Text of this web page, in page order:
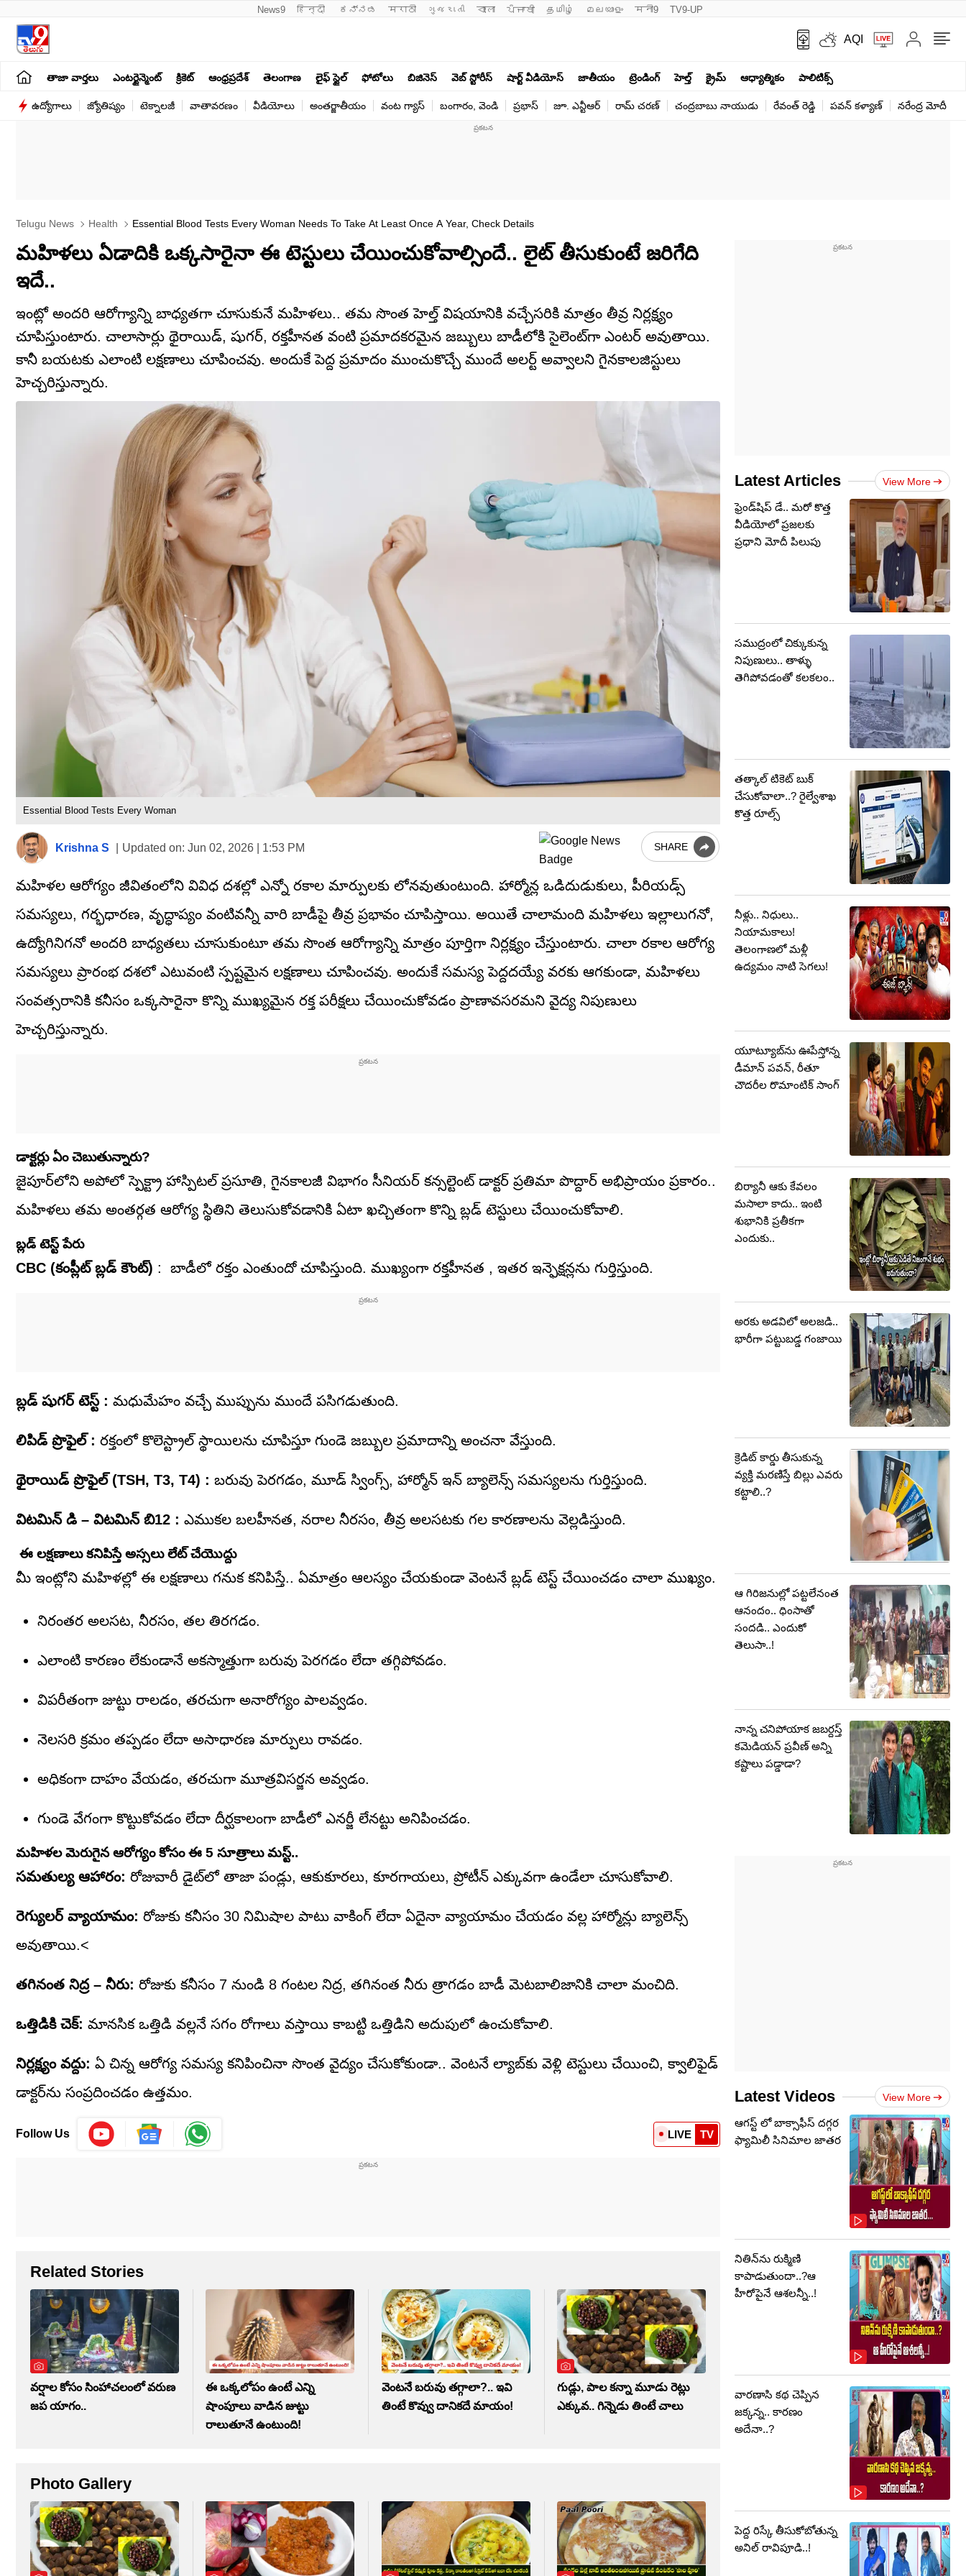
News9 हिन्दी ಕನ್ನಡ मराठी ગુજરાતી বাংলা ਪੰਜਾਬੀ தமிழ் മലയാളം मनी9 TV9-UP
AQI
తాజా వార్తలు ఎంటర్టైన్మెంట్ క్రికెట్ ఆంధ్రప్రదేశ్ తెలంగాణ లైఫ్ స్టైల్ ఫోటోలు బిజినెస్ వెబ్ స్టోరీస్ షార్ట్ వీడియోస్ జాతీయం ట్రెండింగ్ హెల్త్‌ క్రైమ్ ఆధ్యాత్మికం పాలిటిక్స్‌
ఉద్యోగాలు జ్యోతిష్యం టెక్నాలజీ వాతావరణం వీడియోలు అంతర్జాతీయం వంట గ్యాస్ బంగారం, వెండి ప్రభాస్ జూ. ఎన్టీఆర్ రామ్ చ‌ర‌ణ్‌ చంద్రబాబు నాయుడు రేవంత్ రెడ్డి పవన్ కళ్యాణ్ నరేంద్ర మోదీ
Telugu News Health Essential Blood Tests Every Woman Needs To Take At Least Once A Year, Check Details
మహిళలు ఏడాదికి ఒక్కసారైనా ఈ టెస్టులు చేయించుకోవాల్సిందే.. లైట్ తీసుకుంటే జరిగేది
ఇదే..
ఇంట్లో అందరి ఆరోగ్యాన్ని బాధ్యతగా చూసుకునే మహిళలు.. తమ సొంత హెల్త్ విషయానికి వచ్చేసరికి మాత్రం తీవ్ర నిర్లక్ష్యం
చూపిస్తుంటారు. చాలాసార్లు థైరాయిడ్, షుగర్, రక్తహీనత వంటి ప్రమాదకరమైన జబ్బులు బాడీలోకి సైలెంట్‌గా ఎంటర్ అవుతాయి.
కానీ బయటకు ఎలాంటి లక్షణాలు చూపించవు. అందుకే పెద్ద ప్రమాదం ముంచుకొచ్చే ముందే అలర్ట్ అవ్వాలని గైనకాలజిస్టులు
హెచ్చరిస్తున్నారు.
Essential Blood Tests Every Woman
Krishna S Updated on: Jun 02, 2026 | 1:53 PM SHARE
మహిళల ఆరోగ్యం జీవితంలోని వివిధ దశల్లో ఎన్నో రకాల మార్పులకు లోనవుతుంటుంది. హార్మోన్ల ఒడిదుడుకులు, పీరియడ్స్
సమస్యలు, గర్భధారణ, వృద్ధాప్యం వంటివన్నీ వారి బాడీపై తీవ్ర ప్రభావం చూపిస్తాయి. అయితే చాలామంది మహిళలు ఇల్లాలుగనో,
ఉద్యోగినిగనో అందరి బాధ్యతలు చూసుకుంటూ తమ సొంత ఆరోగ్యాన్ని మాత్రం పూర్తిగా నిర్లక్ష్యం చేస్తుంటారు. చాలా రకాల ఆరోగ్య
సమస్యలు ప్రారంభ దశలో ఎటువంటి స్పష్టమైన లక్షణాలు చూపించవు. అందుకే సమస్య పెద్దదయ్యే వరకు ఆగకుండా, మహిళలు
సంవత్సరానికి కనీసం ఒక్కసారైనా కొన్ని ముఖ్యమైన రక్త పరీక్షలు చేయించుకోవడం ప్రాణావసరమని వైద్య నిపుణులు
హెచ్చరిస్తున్నారు.
డాక్టర్లు ఏం చెబుతున్నారు?
జైపూర్‌లోని అపోలో స్పెక్ట్రా హాస్పిటల్ ప్రసూతి, గైనకాలజీ విభాగం సీనియర్ కన్సల్టెంట్ డాక్టర్ ప్రతిమా పొద్దార్ అభిప్రాయం ప్రకారం..
మహిళలు తమ అంతర్గత ఆరోగ్య స్థితిని తెలుసుకోవడానికి ఏటా ఖచ్చితంగా కొన్ని బ్లడ్ టెస్టులు చేయించుకోవాలి.
బ్లడ్ టెస్ట్ పేరు
CBC (కంప్లీట్ బ్లడ్ కౌంట్) : బాడీలో రక్తం ఎంతుందో చూపిస్తుంది. ముఖ్యంగా రక్తహీనత , ఇతర ఇన్ఫెక్షన్లను గుర్తిస్తుంది.
బ్లడ్ షుగర్ టెస్ట్ : మధుమేహం వచ్చే ముప్పును ముందే పసిగడుతుంది.
లిపిడ్ ప్రొఫైల్ : రక్తంలో కొలెస్ట్రాల్ స్థాయిలను చూపిస్తూ గుండె జబ్బుల ప్రమాదాన్ని అంచనా వేస్తుంది.
థైరాయిడ్ ప్రొఫైల్ (TSH, T3, T4) : బరువు పెరగడం, మూడ్ స్వింగ్స్, హార్మోన్ ఇన్ బ్యాలెన్స్ సమస్యలను గుర్తిస్తుంది.
విటమిన్ డి – విటమిన్ బి12 : ఎముకల బలహీనత, నరాల నీరసం, తీవ్ర అలసటకు గల కారణాలను వెల్లడిస్తుంది.
ఈ లక్షణాలు కనిపిస్తే అస్సలు లేట్ చేయొద్దు
మీ ఇంట్లోని మహిళల్లో ఈ లక్షణాలు గనుక కనిపిస్తే.. ఏమాత్రం ఆలస్యం చేయకుండా వెంటనే బ్లడ్ టెస్ట్ చేయించడం చాలా ముఖ్యం.
నిరంతర అలసట, నీరసం, తల తిరగడం.
ఎలాంటి కారణం లేకుండానే అకస్మాత్తుగా బరువు పెరగడం లేదా తగ్గిపోవడం.
విపరీతంగా జుట్టు రాలడం, తరచుగా అనారోగ్యం పాలవ్వడం.
నెలసరి క్రమం తప్పడం లేదా అసాధారణ మార్పులు రావడం.
అధికంగా దాహం వేయడం, తరచుగా మూత్రవిసర్జన అవ్వడం.
గుండె వేగంగా కొట్టుకోవడం లేదా దీర్ఘకాలంగా బాడీలో ఎనర్జీ లేనట్టు అనిపించడం.
మహిళల మెరుగైన ఆరోగ్యం కోసం ఈ 5 సూత్రాలు మస్ట్..
సమతుల్య ఆహారం: రోజువారీ డైట్‌లో తాజా పండ్లు, ఆకుకూరలు, కూరగాయలు, ప్రోటీన్ ఎక్కువగా ఉండేలా చూసుకోవాలి.
రెగ్యులర్ వ్యాయామం: రోజుకు కనీసం 30 నిమిషాల పాటు వాకింగ్ లేదా ఏదైనా వ్యాయామం చేయడం వల్ల హార్మోన్లు బ్యాలెన్స్
అవుతాయి.<
తగినంత నిద్ర – నీరు: రోజుకు కనీసం 7 నుండి 8 గంటల నిద్ర, తగినంత నీరు త్రాగడం బాడీ మెటబాలిజానికి చాలా మంచిది.
ఒత్తిడికి చెక్: మానసిక ఒత్తిడి వల్లనే సగం రోగాలు వస్తాయి కాబట్టి ఒత్తిడిని అదుపులో ఉంచుకోవాలి.
నిర్లక్ష్యం వద్దు: ఏ చిన్న ఆరోగ్య సమస్య కనిపించినా సొంత వైద్యం చేసుకోకుండా.. వెంటనే ల్యాబ్‌కు వెళ్లి టెస్టులు చేయించి, క్వాలిఫైడ్
డాక్టర్‌ను సంప్రదించడం ఉత్తమం.
Follow Us LIVE TV
Related Stories
వర్షాల కోసం సింహాచలంలో వరుణ
జప యాగం..
ఈ ఒక్కలోపం ఉంటే ఎన్ని
షాంపూలు వాడిన జుట్టు
రాలుతూనే ఉంటుంది!
వెంటనే బరువు తగ్గాలా?.. ఇవి
తింటే కొవ్వు దానికదే మాయం!
గుడ్లు, పాల కన్నా మూడు రెట్లు
ఎక్కువ.. గిన్నెడు తింటే చాలు
Photo Gallery
Latest Articles View More
ఫ్రెండ్‌షిప్ డే.. మరో కొత్త
వీడియోలో ప్రజలకు
ప్రధాని మోదీ పిలుపు
సముద్రంలో చిక్కుకున్న
నిపుణులు.. తాళ్ళు
తెగిపోవడంతో కలకలం..
తత్కాల్ టికెట్ బుక్
చేసుకోవాలా..? రైల్వేశాఖ
కొత్త రూల్స్
నీళ్లు.. నిధులు..
నియామకాలు!
తెలంగాణలో మళ్లీ
ఉద్యమం నాటి సెగలు!
యూట్యూబ్‌ను ఊపేస్తోన్న
డీమాన్ పవన్, రీతూ
చౌదరీల రొమాంటిక్ సాంగ్
బిర్యానీ ఆకు కేవలం
మసాలా కాదు.. ఇంటి
శుభానికి ప్రతీకగా
ఎందుకు..
అరకు అడవిలో అలజడి..
భారీగా పట్టుబడ్డ గంజాయి
క్రెడిట్ కార్డు తీసుకున్న
వ్యక్తి మరణిస్తే బిల్లు ఎవరు
కట్టాలి..?
ఆ గిరిజనుల్లో పట్టలేనంత
ఆనందం.. ధింసాతో
సందడి.. ఎందుకో
తెలుసా..!
నాన్న చనిపోయాక జబర్దస్త్
కమెడియన్ ప్రవీణ్ అన్ని
కష్టాలు పడ్డాడా?
Latest Videos View More
ఆగస్ట్ లో బాక్సాఫీస్ దగ్గర
ఫ్యామిలీ సినిమాల జాతర
నితిన్‌ను రుక్మిణి
కాపాడుతుందా..?ఆ
హీరోపైనే ఆశలన్నీ..!
వారణాసి కథ చెప్పిన
జక్కన్న.. కారణం
అదేనా..?
పెద్ద రిస్కే తీసుకోబోతున్న
అనిల్ రావిపూడి..!